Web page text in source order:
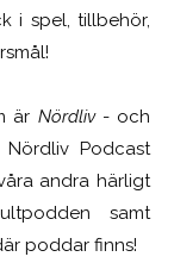
i spel, tillbehör,
är Nördliv- och
Podcast
andra härligt
samt
poddar finns!